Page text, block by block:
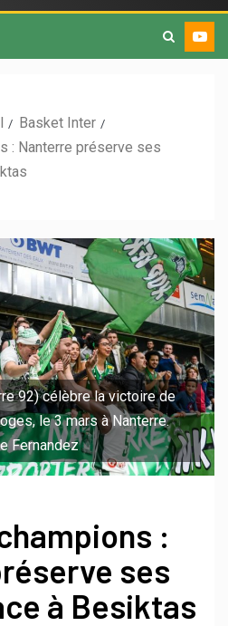
Basket Inter
: Nanterre préserve ses
92) célèbre la victoire de
le 3 mars à Nanterre.
Fernandez
:
ses
à Besiktas